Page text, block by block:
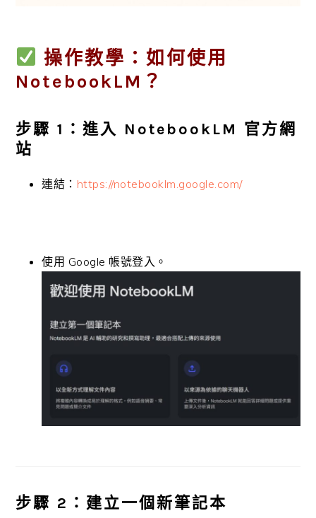
操作教學：如何使用
NotebookLM？
步驟 1：進入 NotebookLM 官方網
站
連結： https://notebooklm.google.com/
使用 Google 帳號登入。
步驟 2：建立一個新筆記本